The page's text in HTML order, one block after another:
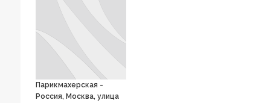
Парикмахерская -
Россия, Москва, улица